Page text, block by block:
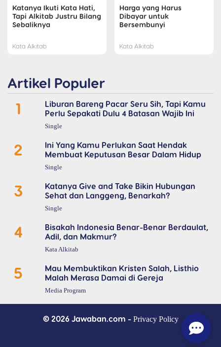
Katanya Ikuti Kata Hati,
Tapi Alkitab Justru Bilang
Sebaliknya
Kata Alkitab
Harga yang Harus
Dibayar untuk
Bersembunyi
Kata Alkitab
Artikel Populer
1
Liburan Bareng Pacar Seru Sih, Tapi Kamu
Perlu Sepakati Dulu 4 Batasan Wajib Ini
Single
2
Ini Yang Kamu Perlukan Saat Hendak
Membuat Keputusan Besar Dalam Hidup
Single
3
Katanya Give and Take Bikin Hubungan
Sehat dan Langgeng, Benarkah?
Single
4
Bisakah Indonesia Benar-Benar Berdaulat,
Adil, dan Makmur?
Kata Alkitab
5
Mau Membuktikan Kristen Salah, Listhio
Malah Merasa Damai di Gereja
Media Program
© 2026 Jawaban.com - Privacy Policy